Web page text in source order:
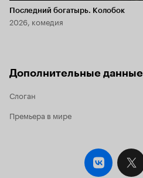
Последний богатырь. Колобок
2026, комедия
Дополнительные данные
Слоган
Премьера в мире